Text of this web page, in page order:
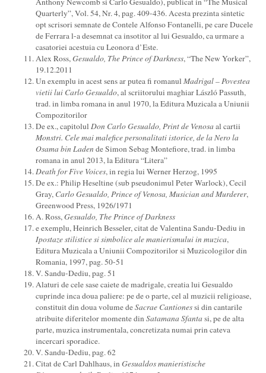
Quarterly”, Vol. 54, Nr. 4, pag. 409-436. Acesta prezinta sintetic
opt scrisori semnate de Contele Alfonso Fontanelli, pe care Ducele
de Ferrara l-a desemnat ca insotitor al lui Gesualdo, ca urmare a
casatoriei acestuia cu Leonora d’Este.
Alex Ross,Gesualdo, The Prince of Darkness, “The New Yorker”,
19.12.2011
Un exemplu in acest sens ar putea fi romanul Madrigal – Povestea
vietii lui Carlo Gesualdo, al scriitorului maghiar László Passuth,
trad. in limba romana in anul 1970, la Editura Muzicala a Uniunii
Compozitorilor
De ex., capitolul Don Carlo Gesualdo, Print de Venosaal cartii
Monstri. Cele mai malefice personalitati istorice, de la Nero la
Osama bin Laden de Simon Sebag Montefiore, trad. in limba
romana in anul 2013, la Editura “Litera”
Death for Five Voices, in regia lui Werner Herzog, 1995
De ex.: Philip Heseltine (sub pseudonimul Peter Warlock), Cecil
Gray, Carlo Gesualdo, Prince of Venosa, Musician and Murderer,
Greenwood Press, 1926/1971
A. Ross,Gesualdo, The Prince of Darkness
e exemplu, Heinrich Besseler, citat de Valentina Sandu-Dediu in
Ipostaze stilistice si simbolice ale manierismului in muzica,
Editura Muzicala a Uniunii Compozitorilor si Muzicologilor din
Romania, 1997, pag. 50-51
V. Sandu-Dediu, pag. 51
Alaturi de cele sase caiete de madrigale, creatia lui Gesualdo
cuprinde inca doua paliere: pe de o parte, cel al muzicii religioase,
constituit din doua volume deSacrae Cantionessi din cantarile
atribuite diferitelor momente dinSatamana Sfantasi, pe de alta
parte, muzica instrumentala, concretizata numai prin cateva
incercari sporadice.
V. Sandu-Dediu, pag. 62
Citat de Carl Dahlhaus, inGesualdos manieristische